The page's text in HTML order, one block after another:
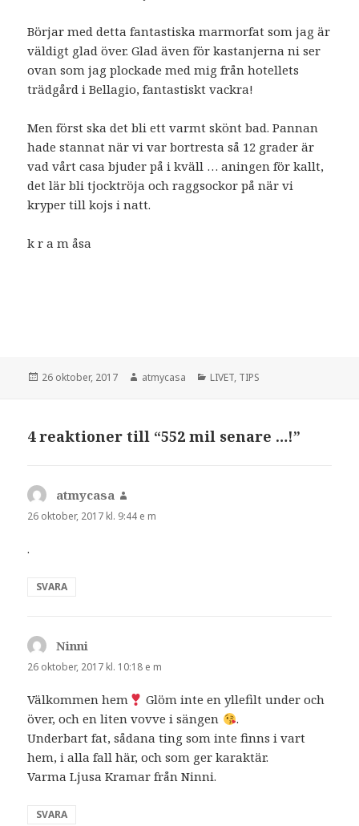
Börjar med detta fantastiska marmorfat som jag är
väldigt glad över. Glad även för kastanjerna ni ser
ovan som jag plockade med mig från hotellets
trädgård i Bellagio, fantastiskt vackra!
Men först ska det bli ett varmt skönt bad. Pannan
hade stannat när vi var bortresta så 12 grader är
vad vårt casa bjuder på i kväll … aningen för kallt,
det lär bli tjocktröja och raggsockor på när vi
kryper till kojs i natt.
k r a m åsa
Postat
26 oktober, 2017 Författare
atmycasa Kategorier
LIVET, TIPS
4 reaktioner till “552 mil senare …!”
atmycasa
26 oktober, 2017 kl. 9:44 e m
.
SVARA
Ninni
26 oktober, 2017 kl. 10:18 e m
Välkommen hem
Glöm inte en yllefilt under och
över, och en liten vovve i sängen
.
Underbart fat, sådana ting som inte finns i vart
hem, i alla fall här, och som ger karaktär.
Varma Ljusa Kramar från Ninni.
SVARA